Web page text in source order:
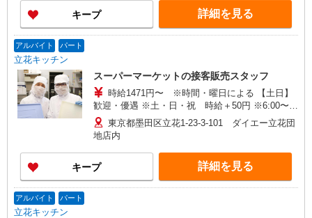
キープ 詳細を見る
アルバイト パート
立花キッチン
スーパーマーケットの接客販売スタッフ
時給1471円〜 ※時間・曜日による 【土日】
歓迎・優遇 ※土・日・祝 時給＋50円 ※6:00〜
8:00 時給＋300円 ※8:00〜9:00 時給＋150円
※22:00以降 基本時給より25％UP
東京都墨田区立花1-23-3-101 ダイエー立花団
地店内
キープ 詳細を見る
アルバイト パート
立花キッチン